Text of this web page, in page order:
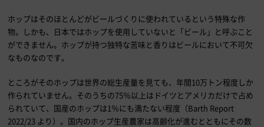
ホップはそのほとんどがビールづくりに使われているという特殊な作
物。しかも、日本ではホップを使用していないと「ビール」と呼ぶこと
ができません。ホップが持つ独特な苦味と香りはビールにおいて不可欠
なものなのです。
ところがそのホップは世界の総生産量を見ても、年間10万トン程度しか
作られていません。そのうちの75％以上はドイツとアメリカだけで占め
られていて、国産のホップは1％にも満たない程度（Barth Report
2022/23 より）。国内のホップ生産農家は高齢化が進むとともにその数